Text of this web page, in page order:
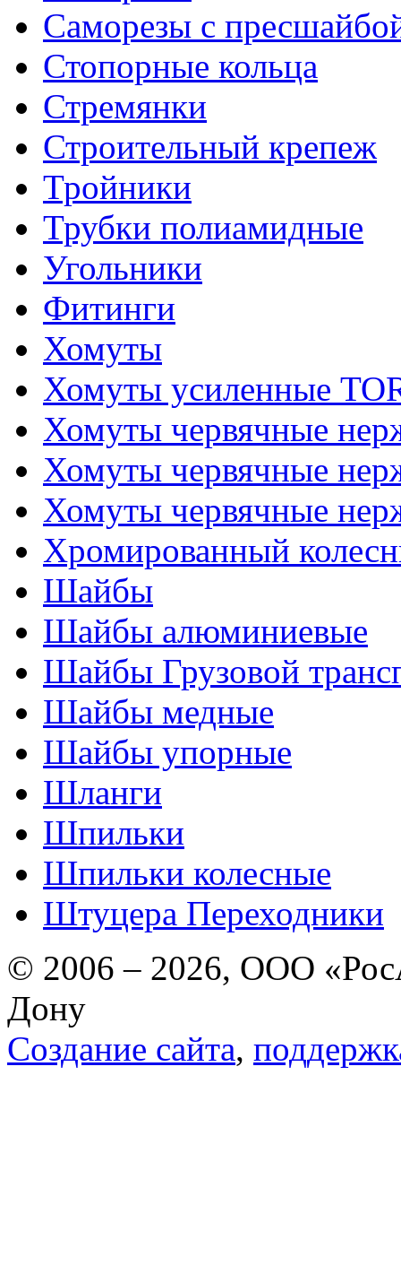
Саморезы с
Стопорные кольца
Стремянки
Строительный крепеж
Тройники
Трубки полиамидные
Угольники
Фитинги
Хомуты
Хомуты усиленные
Хомуты червячные
Хомуты червячные
Хомуты червячные
Хромированный
Шайбы
Шайбы алюминиевые
Шайбы Грузовой
Шайбы медные
Шайбы упорные
Шланги
Шпильки
Шпильки колесные
Штуцера Переходники
© 2006 – 2026, ООО
Дону
Создание сайта,